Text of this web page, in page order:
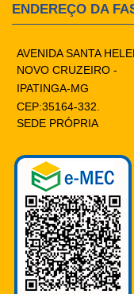
ENDEREÇO DA
AVENIDA SANTA
NOVO CRUZEIRO -
IPATINGA-MG
CEP:35164-332.
SEDE PRÓPRIA